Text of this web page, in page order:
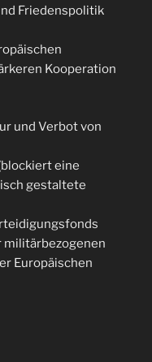
Friedenspolitik
Kooperation
und Verbot von
eine
gestaltete
militärbezogenen
Europäischen